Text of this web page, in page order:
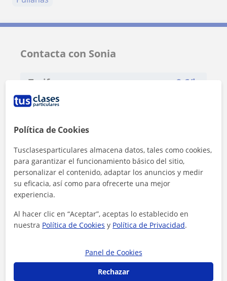
Contacta con Sonia
Tarifa 9 €/h
1ª clase gratis
Política de Cookies
Tusclasesparticulares almacena datos, tales como cookies,
para garantizar el funcionamiento básico del sitio,
personalizar el contenido, adaptar los anuncios y medir
su eficacia, así como para ofrecerte una mejor
experiencia.
Al hacer clic en “Aceptar”, aceptas lo establecido en
nuestra Política de Cookies y Política de Privacidad.
Panel de Cookies
Rechazar